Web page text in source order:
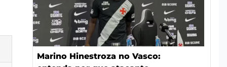
Marino Hinestroza no Vasco: